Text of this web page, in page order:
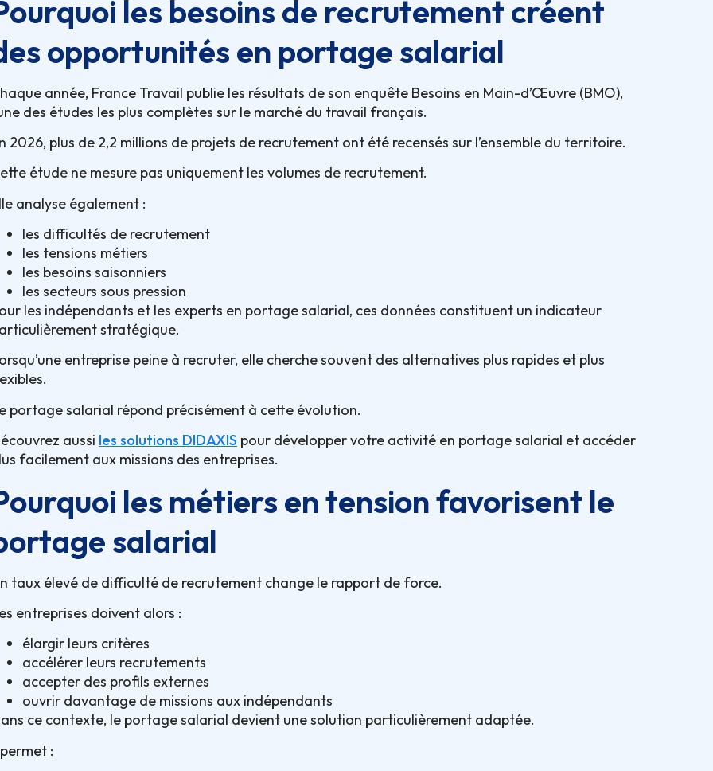
les besoins de recrutement créent
opportunités en portage salarial
année, France Travail publie les résultats de son enquête Besoins en Main-d’Œuvre (BMO),
des études les plus complètes sur le marché du travail français.
2026, plus de 2,2 millions de projets de recrutement ont été recensés sur l’ensemble du territoire.
étude ne mesure pas uniquement les volumes de recrutement.
analyse également :
les difficultés de recrutement
les tensions métiers
les besoins saisonniers
les secteurs sous pression
les indépendants et les experts en portage salarial, ces données constituent un indicateur
stratégique.
entreprise peine à recruter, elle cherche souvent des alternatives plus rapides et plus
portage salarial répond précisément à cette évolution.
aussi les solutions DIDAXIS pour développer votre activité en portage salarial et accéder
facilement aux missions des entreprises.
les métiers en tension favorisent le
salarial
taux élevé de difficulté de recrutement change le rapport de force.
entreprises doivent alors :
élargir leurs critères
accélérer leurs recrutements
accepter des profils externes
ouvrir davantage de missions aux indépendants
ce contexte, le portage salarial devient une solution particulièrement adaptée.
: